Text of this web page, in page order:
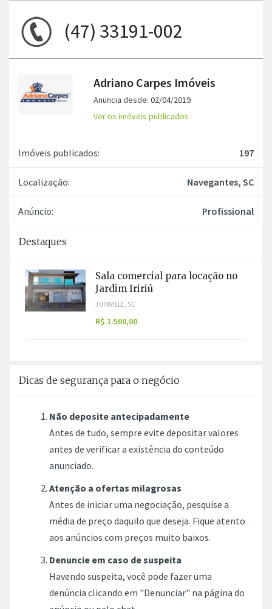
(47) 33191-002
Adriano Carpes Imóveis
Anuncia desde: 02/04/2019
Ver os imóveis publicados
Imóveis publicados: 197
Localização: Navegantes, SC
Anúncio: Profissional
Destaques
Sala comercial para locação no
Jardim Iririú
JOINVILLE, SC
R$ 1.500,00
Dicas de segurança para o negócio
Não deposite antecipadamente
Antes de tudo, sempre evite depositar valores
antes de verificar a existência do conteúdo
anunciado.
Atenção a ofertas milagrosas
Antes de iniciar uma negociação, pesquise a
média de preço daquilo que deseja. Fique atento
aos anúncios com preços muito baixos.
Denuncie em caso de suspeita
Havendo suspeita, você pode fazer uma
denúncia clicando em "Denunciar" na página do